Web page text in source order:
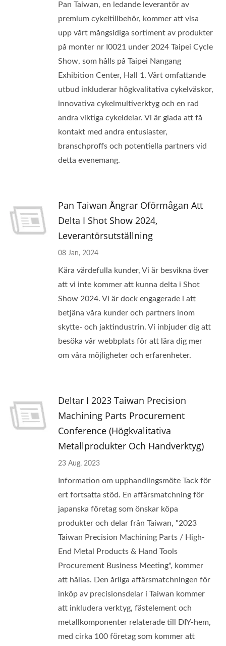
Pan Taiwan, en ledande leverantör av
premium cykeltillbehör, kommer att visa
upp vårt mångsidiga sortiment av produkter
på monter nr I0021 under 2024 Taipei Cycle
Show, som hålls på Taipei Nangang
Exhibition Center, Hall 1. Vårt omfattande
utbud inkluderar högkvalitativa cykelväskor,
innovativa cykelmultiverktyg och en rad
andra viktiga cykeldelar. Vi är glada att få
kontakt med andra entusiaster,
branschproffs och potentiella partners vid
detta evenemang.
Pan Taiwan Ångrar Oförmågan Att
Delta I Shot Show 2024,
Leverantörsutställning
08 Jan, 2024
Kära värdefulla kunder, Vi är besvikna över
att vi inte kommer att kunna delta i Shot
Show 2024. Vi är dock engagerade i att
betjäna våra kunder och partners inom
skytte- och jaktindustrin. Vi inbjuder dig att
besöka vår webbplats för att lära dig mer
om våra möjligheter och erfarenheter.
Deltar I 2023 Taiwan Precision
Machining Parts Procurement
Conference (Högkvalitativa
Metallprodukter Och Handverktyg)
23 Aug, 2023
Information om upphandlingsmöte Tack för
ert fortsatta stöd. En affärsmatchning för
japanska företag som önskar köpa
produkter och delar från Taiwan, "2023
Taiwan Precision Machining Parts / High-
End Metal Products & Hand Tools
Procurement Business Meeting", kommer
att hållas. Den årliga affärsmatchningen för
inköp av precisionsdelar i Taiwan kommer
att inkludera verktyg, fästelement och
metallkomponenter relaterade till DIY-hem,
med cirka 100 företag som kommer att